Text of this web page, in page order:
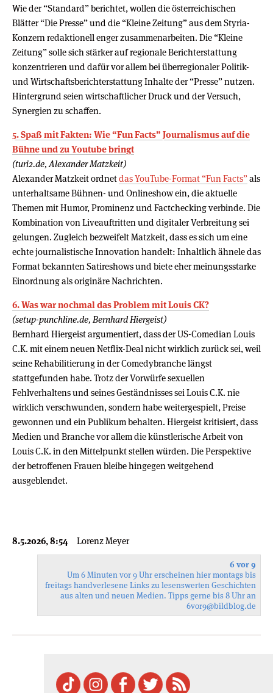
Wie der “Standard” berichtet, wollen die österreichischen
Blätter “Die Presse” und die “Kleine Zeitung” aus dem Styria-
Konzern redaktionell enger zusammenarbeiten. Die “Kleine
Zeitung” solle sich stärker auf regionale Berichterstattung
konzentrieren und dafür vor allem bei überregionaler Politik-
und Wirtschaftsberichterstattung Inhalte der “Presse” nutzen.
Hintergrund seien wirtschaftlicher Druck und der Versuch,
Synergien zu schaffen.
5. Spaß mit Fakten: Wie “Fun Facts” Journalismus auf die
Bühne und zu Youtube bringt
(turi2.de, Alexander Matzkeit)
Alexander Matzkeit ordnetdas YouTube-Format “Fun Facts”als
unterhaltsame Bühnen- und Onlineshow ein, die aktuelle
Themen mit Humor, Prominenz und Factchecking verbinde. Die
Kombination von Liveauftritten und digitaler Verbreitung sei
gelungen. Zugleich bezweifelt Matzkeit, dass es sich um eine
echte journalistische Innovation handelt: Inhaltlich ähnele das
Format bekannten Satireshows und biete eher meinungsstarke
Einordnung als originäre Nachrichten.
6. Was war nochmal das Problem mit Louis CK?
(setup-punchline.de, Bernhard Hiergeist)
Bernhard Hiergeist argumentiert, dass der US-Comedian Louis
C.K. mit einem neuen Netflix-Deal nicht wirklich zurück sei, weil
seine Rehabilitierung in der Comedybranche längst
stattgefunden habe. Trotz der Vorwürfe sexuellen
Fehlverhaltens und seines Geständnisses sei Louis C.K. nie
wirklich verschwunden, sondern habe weitergespielt, Preise
gewonnen und ein Publikum behalten. Hiergeist kritisiert, dass
Medien und Branche vor allem die künstlerische Arbeit von
Louis C.K. in den Mittelpunkt stellen würden. Die Perspektive
der betroffenen Frauen bleibe hingegen weitgehend
ausgeblendet.
8.5.2026, 8:54 Lorenz Meyer
6 vor 9
Um 6 Minuten vor 9 Uhr erscheinen hier montags bis
freitags handverlesene Links zu lesenswerten Geschichten
aus alten und neuen Medien. Tipps gerne bis 8 Uhr an
6vor9@bildblog.de